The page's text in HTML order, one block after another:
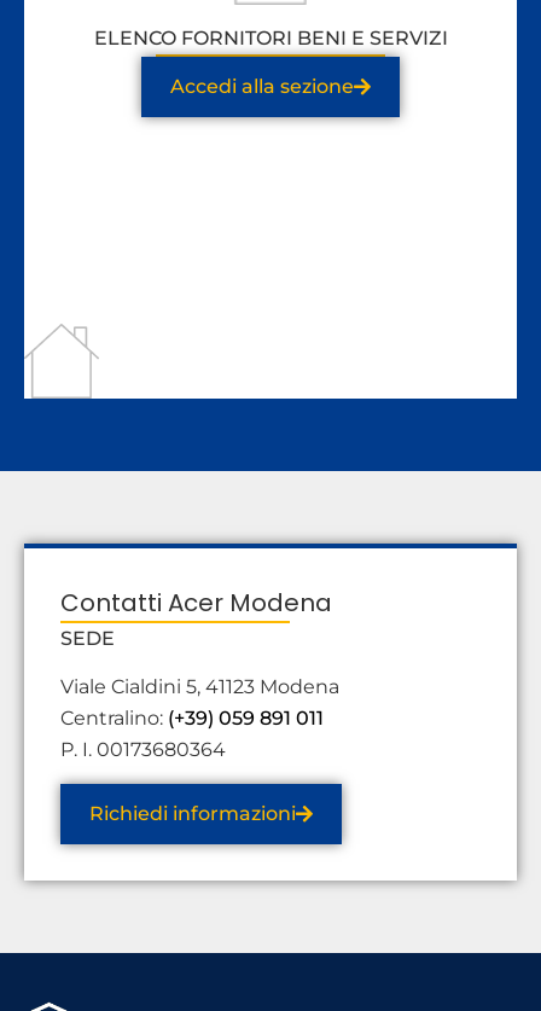
ELENCO FORNITORI BENI E SERVIZI
Accedi alla sezione
Contatti Acer Modena
SEDE
Viale Cialdini 5, 41123 Modena
Centralino: (+39) 059 891 011
P. I. 00173680364
Richiedi informazioni